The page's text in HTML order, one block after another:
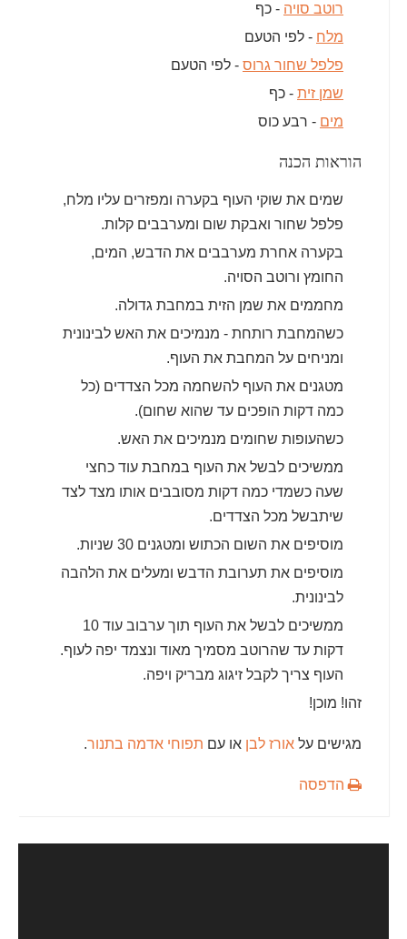
רוטב סויה - כף
מלח - לפי הטעם
פלפל שחור גרוס - לפי הטעם
שמן זית - כף
מים - רבע כוס
הוראות הכנה
שמים את שוקי העוף בקערה ומפזרים עליו מלח,
פלפל שחור ואבקת שום ומערבבים קלות.
בקערה אחרת מערבבים את הדבש, המים,
החומץ ורוטב הסויה.
מחממים את שמן הזית במחבת גדולה.
כשהמחבת רותחת - מנמיכים את האש לבינונית
ומניחים על המחבת את העוף.
מטגנים את העוף להשחמה מכל הצדדים (כל
כמה דקות הופכים עד שהוא שחום).
כשהעופות שחומים מנמיכים את האש.
ממשיכים לבשל את העוף במחבת עוד כחצי
שעה כשמדי כמה דקות מסובבים אותו מצד לצד
שיתבשל מכל הצדדים.
מוסיפים את השום הכתוש ומטגנים 30 שניות.
מוסיפים את תערובת הדבש ומעלים את הלהבה
לבינונית.
ממשיכים לבשל את העוף תוך ערבוב עוד 10
דקות עד שהרוטב מסמיך מאוד ונצמד יפה לעוף.
העוף צריך לקבל זיגוג מבריק ויפה.
זהו! מוכן!
מגישים על אורז לבן או עם תפוחי אדמה בתנור.
הדפסה